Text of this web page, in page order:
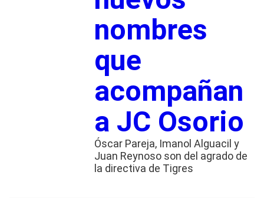
nombres
que
acompañan
a JC Osorio
Óscar Pareja, Imanol Alguacil y
Juan Reynoso son del agrado de
la directiva de Tigres